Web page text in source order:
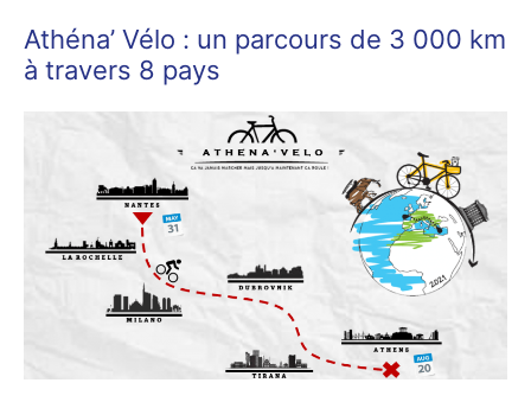
Athéna’ Vélo : un parcours de 3 000 km
à travers 8 pays